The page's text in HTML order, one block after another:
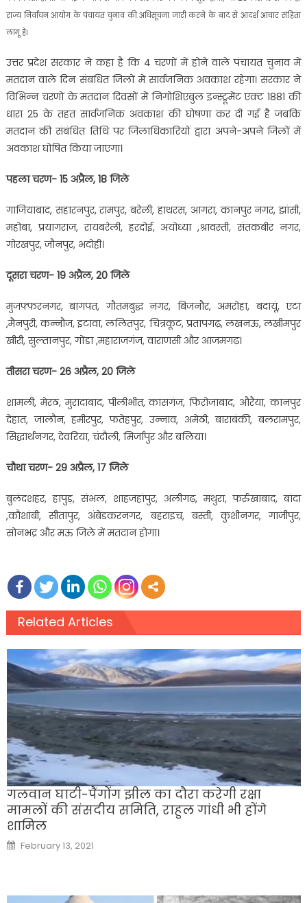
राज्य निर्वाचन आयोग के पंचायत चुनाव की अधिसूचना जारी करने के बाद से आदर्श आचार संहिता
लागू है।
उत्तर प्रदेश सरकार ने कहा है कि 4 चरणों में होने वाले पंचायत चुनाव में
मतदान वाले दिन संबधित जिलों में सार्वजनिक अवकाश रहेगा। सरकार ने
विभिन्न चरणों के मतदान दिवसों में निगोशिएबुल इन्स्ट्रूमेंट एक्ट 1881 की
धारा 25 के तहत सार्वजनिक अवकाश की घोषणा कर दी गई है जबकि
मतदान की संबंधित तिथि पर जिलाधिकारियों द्वारा अपने-अपने जिलों में
अवकाश घोषित किया जाएगा।
पहला चरण- 15 अप्रैल, 18 जिले
गाजियाबाद, सहारनपुर, रामपुर, बरेली, हाथरस, आगरा, कानपुर नगर, झांसी,
महोबा, प्रयागराज, रायबरेली, हरदोई, अयोध्या ,श्रावस्ती, संतकबीर नगर,
गोरखपुर, जौनपुर, भदोही।
दूसरा चरण- 19 अप्रैल, 20 जिले
मुजफ्फरनगर, बागपत, गौतमबुद्ध नगर, बिजनौर, अमरोहा, बदायूं, एटा
,मैनपुरी, कन्नौज, इटावा, ललितपुर, चित्रकूट, प्रतापगढ़, लखनऊ, लखीमपुर
खीरी, सुल्तानपुर, गोंडा ,महाराजगंज, वाराणसी और आजमगढ़।
तीसरा चरण- 26 अप्रैल, 20 जिले
शामली, मेरठ, मुरादाबाद, पीलीभीत, कासगंज, फिरोजाबाद, औरैया, कानपुर
देहात, जालौन, हमीरपुर, फतेहपुर, उन्नाव, अमेठी, बाराबंकी, बलरामपुर,
सिद्धार्थनगर, देवरिया, चंदौली, मिर्जापुर और बलिया।
चौथा चरण- 29 अप्रैल, 17 जिले
बुलंदशहर, हापुड़, संभल, शाहजहांपुर, अलीगढ़, मथुरा, फर्रुखाबाद, बांदा
,कौशांबी, सीतापुर, अंबेडकरनगर, बहराइच, बस्ती, कुशीनगर, गाजीपुर,
सोनभद्र और मऊ जिले में मतदान होगा।
Related Articles
गलवान घाटी-पैंगोंग झील का दौरा करेगी रक्षा
मामलों की संसदीय समिति, राहुल गांधी भी होंगे
शामिल
Posted
on
February 13, 2021